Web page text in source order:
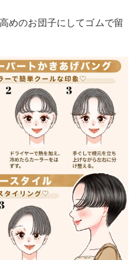
のお団子にしてゴムで留